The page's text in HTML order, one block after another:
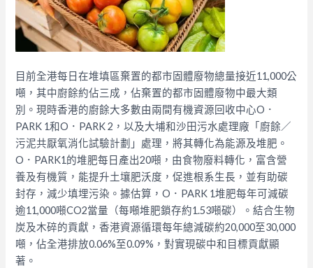
目前全港每日在堆填區棄置的都市固體廢物總量接近11,000公
噸，其中廚餘約佔三成，佔棄置的都市固體廢物中最大類
別。現時香港的廚餘大多數由兩間有機資源回收中心O．
PARK 1和O．PARK 2，以及大埔和沙田污水處理廠「廚餘／
污泥共厭氧消化試驗計劃」處理，將其轉化為能源及堆肥。
O．PARK1的堆肥每日產出20噸，由食物廢料轉化，富含營
養及有機質，能提升土壤肥沃度，促進根系生長，並有助碳
封存，減少填埋污染。據估算，O．PARK 1堆肥每年可減碳
逾11,000噸CO2當量（每噸堆肥鎖存約1.53噸碳）。結合生物
炭及木碎的貢獻，香港資源循環每年總減碳約20,000至30,000
噸，佔全港排放0.06%至0.09%，對實現碳中和目標貢獻顯
著。